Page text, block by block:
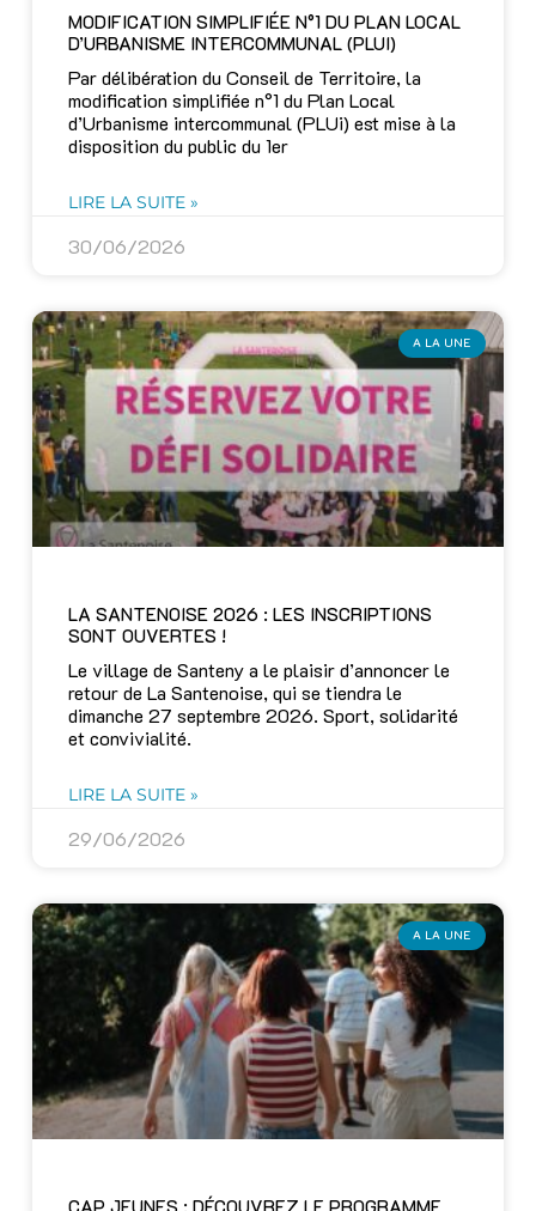
MODIFICATION SIMPLIFIÉE N°1 DU PLAN LOCAL
D’URBANISME INTERCOMMUNAL (PLUI)
Par délibération du Conseil de Territoire, la
modification simplifiée n°1 du Plan Local
d’Urbanisme intercommunal (PLUi) est mise à la
disposition du public du 1er
LIRE LA SUITE »
30/06/2026
A LA UNE
LA SANTENOISE 2026 : LES INSCRIPTIONS
SONT OUVERTES !
Le village de Santeny a le plaisir d’annoncer le
retour de La Santenoise, qui se tiendra le
dimanche 27 septembre 2026. Sport, solidarité
et convivialité.
LIRE LA SUITE »
29/06/2026
A LA UNE